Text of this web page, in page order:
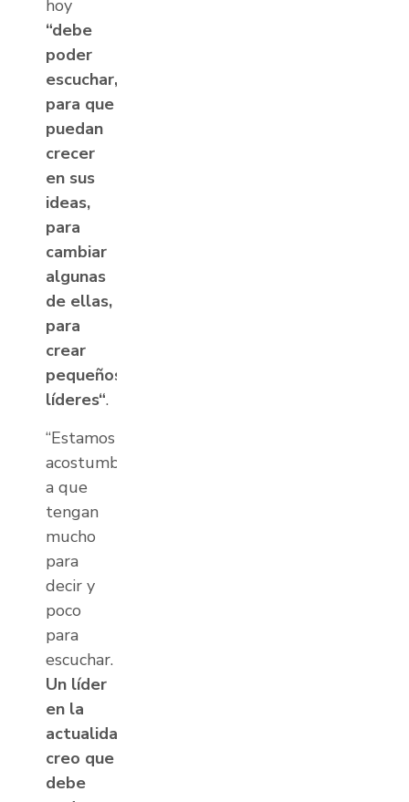
hoy
“debe
poder
escuchar,
para que
puedan
crecer
en sus
ideas,
para
cambiar
algunas
de ellas,
para
crear
pequeños
líderes“.
“Estamos
acostumbrados
a que
tengan
mucho
para
decir y
poco
para
escuchar.
Un líder
en la
actualidad
creo que
debe